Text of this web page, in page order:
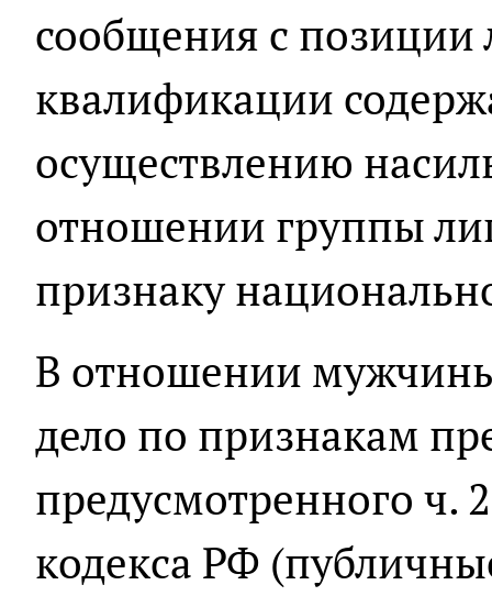
сообщения с позиции
квалификации
осуществлению
отношении группы
признаку
В отношении
дело по признакам
предусмотренного ч.
кодекса РФ